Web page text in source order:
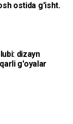
ostida g'isht.
dizayn
g'oyalar